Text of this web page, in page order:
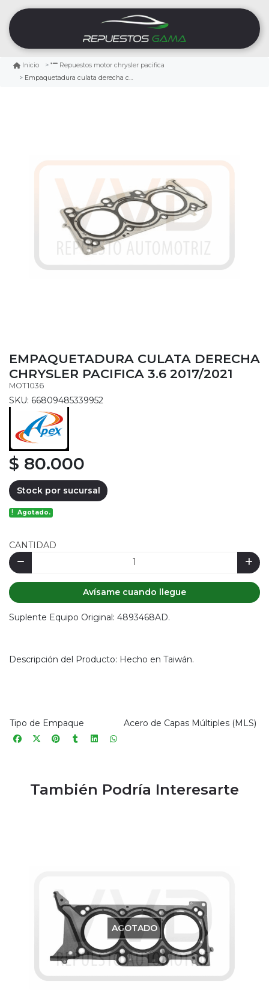
Inicio
Repuestos motor chrysler pacifica
Empaquetadura culata derecha chrysler pacifica 3.6 2017/2021
EMPAQUETADURA CULATA DERECHA
CHRYSLER PACIFICA 3.6 2017/2021
MOT1036
SKU: 66809485339952
$ 80.000
Stock por sucursal
Agotado.
CANTIDAD
Avísame cuando llegue
Suplente Equipo Original: 4893468AD.
Descripción del Producto: Hecho en Taiwán.
Tipo de Empaque Acero de Capas Múltiples (MLS)
También Podría Interesarte
AGOTADO